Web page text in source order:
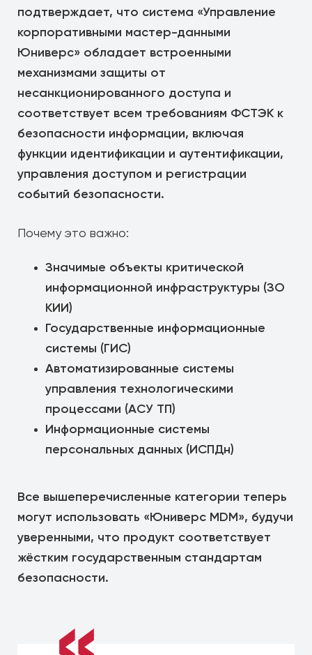
подтверждает, что система «Управление
корпоративными мастер-данными
Юниверс» обладает встроенными
механизмами защиты от
несанкционированного доступа и
соответствует всем требованиям ФСТЭК к
безопасности информации, включая
функции идентификации и аутентификации,
управления доступом и регистрации
событий безопасности.
Почему это важно:
Значимые объекты критической
информационной инфраструктуры (ЗО
КИИ)
Государственные информационные
системы (ГИС)
Автоматизированные системы
управления технологическими
процессами (АСУ ТП)
Информационные системы
персональных данных (ИСПДн)
Все вышеперечисленные категории теперь
могут использовать «Юниверс MDM», будучи
уверенными, что продукт соответствует
жёстким государственным стандартам
безопасности.